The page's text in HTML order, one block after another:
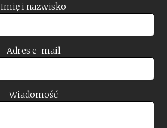
Imię i nazwisko
Adres e-mail
Wiadomość